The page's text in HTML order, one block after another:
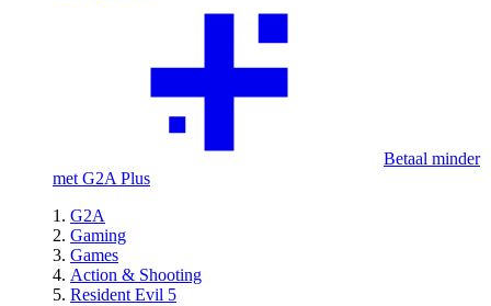
Betaal minder
met G2A Plus
G2A
Gaming
Games
Action & Shooting
Resident Evil 5